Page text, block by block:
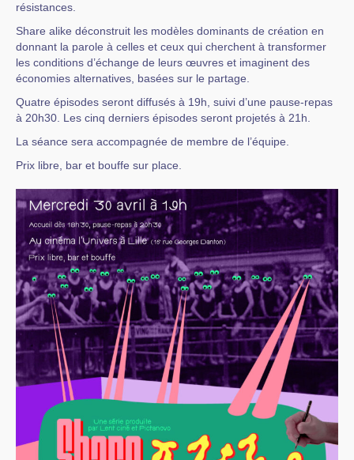
résistances.
Share alike déconstruit les modèles dominants de création en
donnant la parole à celles et ceux qui cherchent à transformer
les conditions d’échange de leurs œuvres et imaginent des
économies alternatives, basées sur le partage.
Quatre épisodes seront diffusés à 19h, suivi d’une pause-repas
à 20h30. Les cinq derniers épisodes seront projetés à 21h.
La séance sera accompagnée de membre de l’équipe.
Prix libre, bar et bouffe sur place.